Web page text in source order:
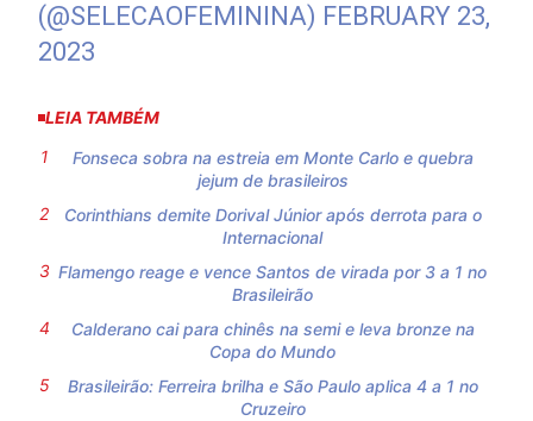
(@SELECAOFEMININA) FEBRUARY 23,
2023
LEIA TAMBÉM
Fonseca sobra na estreia em Monte Carlo e quebra
jejum de brasileiros
Corinthians demite Dorival Júnior após derrota para o
Internacional
Flamengo reage e vence Santos de virada por 3 a 1 no
Brasileirão
Calderano cai para chinês na semi e leva bronze na
Copa do Mundo
Brasileirão: Ferreira brilha e São Paulo aplica 4 a 1 no
Cruzeiro